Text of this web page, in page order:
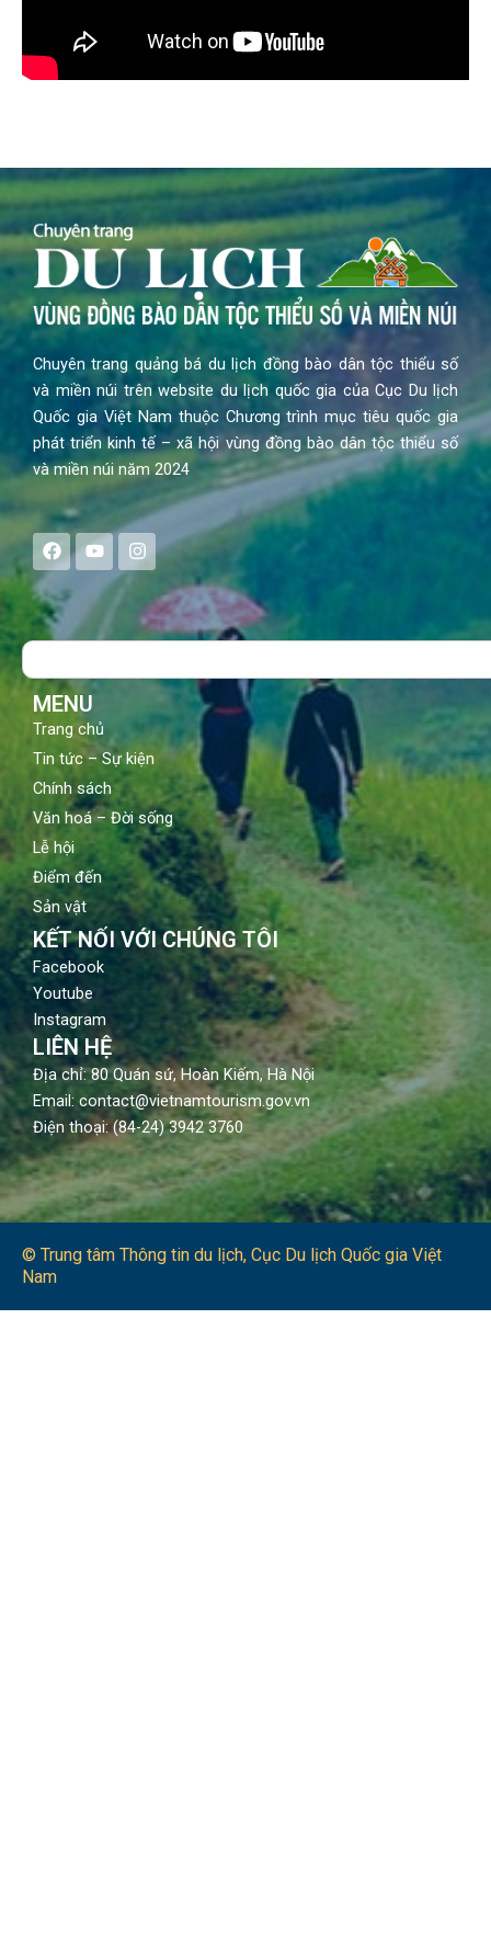
Chuyên trang quảng bá du lịch đồng bào dân tộc thiểu số
và miền núi trên website du lịch quốc gia của Cục Du lịch
Quốc gia Việt Nam thuộc Chương trình mục tiêu quốc gia
phát triển kinh tế – xã hội vùng đồng bào dân tộc thiểu số
và miền núi năm 2024
F
a
c
e
b
o
Y
o
u
t
u
b
I
n
s
a
g
Search
MENU
Trang chủ
Tin tức – Sự kiện
Chính sách
Văn hoá – Đời sống
Lễ hội
Điểm đến
Sản vật
KẾT NỐI VỚI CHÚNG TÔI
Facebook
Youtube
Instagram
LIÊN HỆ
Địa chỉ: 80 Quán sứ, Hoàn Kiếm, Hà Nội
Email: contact@vietnamtourism.gov.vn
Điện thoại: (84-24) 3942 3760
© Trung tâm Thông tin du lịch​, Cục Du lịch Quốc gia Việt
Nam